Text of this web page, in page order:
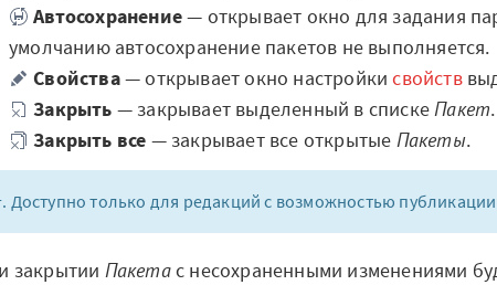
Автосохранение— открывает окно для задания
умолчанию автосохранение пакетов не выполняется.
Свойства— открывает окно настройкисвойств
Закрыть — закрывает выделенный в спискеПакет.
Закрыть все — закрывает все открытые Пакеты.
. Доступно только для редакций с возможностью публикации
закрытии Пакетас несохраненными изменениями